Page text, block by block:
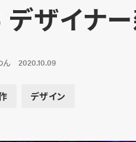
ザイナー
ん 2020.10.09
デザイン